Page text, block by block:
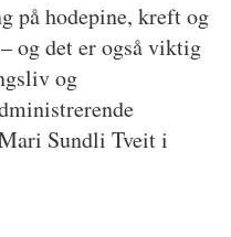
på hodepine, kreft og
og det er også viktig
og
Sundli Tveit i